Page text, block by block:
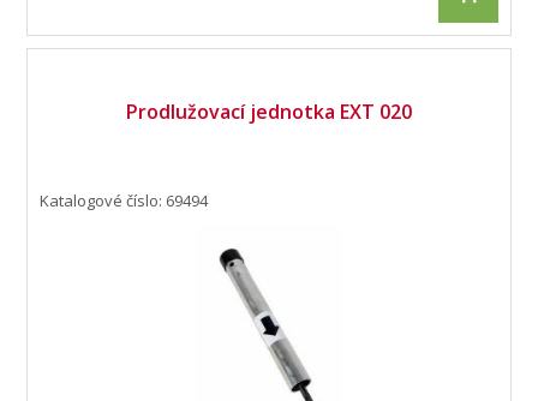
Prodlužovací jednotka EXT 020
Katalogové číslo: 69494